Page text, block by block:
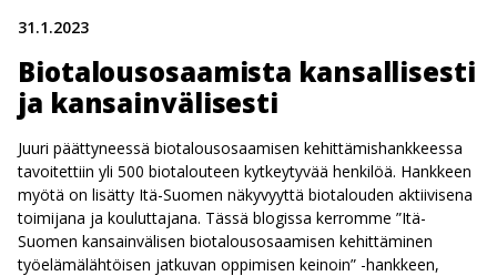
31.1.2023
Biotalousosaamista kansallisesti
ja kansainvälisesti
Juuri päättyneessä biotalousosaamisen kehittämishankkeessa
tavoitettiin yli 500 biotalouteen kytkeytyvää henkilöä. Hankkeen
myötä on lisätty Itä-Suomen näkyvyyttä biotalouden aktiivisena
toimijana ja kouluttajana. Tässä blogissa kerromme ”Itä-
Suomen kansainvälisen biotalousosaamisen kehittäminen
työelämälähtöisen jatkuvan oppimisen keinoin” -hankkeen,